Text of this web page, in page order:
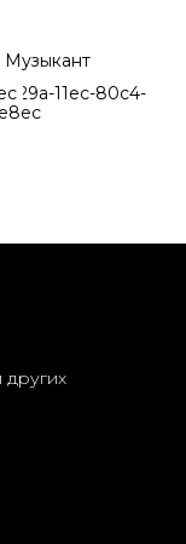
Музыкант
829a-11ec-80c4-
других